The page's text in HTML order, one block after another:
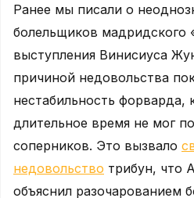
Ранее мы писали о
болельщиков мадридского
выступления Винисиуса
причиной недовольства
нестабильность форварда,
длительное время не мог
соперников. Это вызвало
недовольство трибун, что
объяснил разочарованием